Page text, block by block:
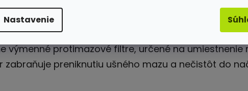
NastaveniePopis Hodnotenie (3)
výmenné protimazové filtre, určené na
zabraňuje preniknutiu ušného mazu a nečistôt do